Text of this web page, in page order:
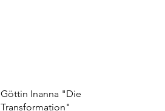
Göttin Inanna "Die
Transformation"